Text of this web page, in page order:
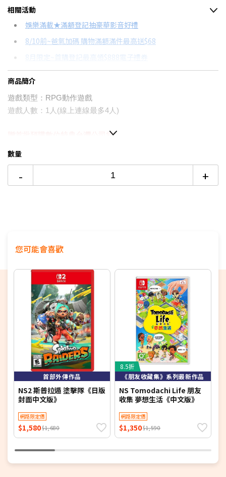
信用卡分期
分期數
12期
每期金額 配合銀行/業者
相關活動
娛樂滿載★滿額登記抽豪華影音好禮
8/10前~爸氣加碼 購物滿額滿件最高送$68
8月限定~首購登記最高領$888電子禮券
台灣大哥大Open Possible聯名卡滿額最高回饋25%
Switch OLED 與 Switch主機規格比較→點我看達人教你買
商品簡介
遊戲類型：RPG動作遊戲
遊戲人數：1人(線上連線最多4人)
台灣公司貨
▉全新召喚系統，體驗化身強大星晶獸的橫掃快感
▉實裝新操作角色、解鎖大師戰技，挑戰角色成長上限
▉戰友集結不受限，挑戰技術與團隊默契
數量
- +
您可能會喜歡
首部外傳作品
NS2 斯普拉遁 塗擊隊《日版
封面中文版》
網路限定價
$1,580$1,680
8.5折
《朋友收藏集》系列最新作品
NS Tomodachi Life 朋友
收集 夢想生活《中文版》
網路限定價
$1,350$1,590